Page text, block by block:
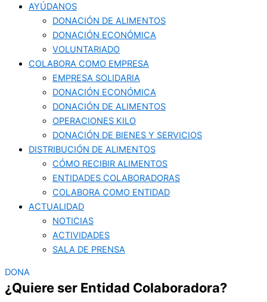
AYÚDANOS
DONACIÓN DE ALIMENTOS
DONACIÓN ECONÓMICA
VOLUNTARIADO
COLABORA COMO EMPRESA
EMPRESA SOLIDARIA
DONACIÓN ECONÓMICA
DONACIÓN DE ALIMENTOS
OPERACIONES KILO
DONACIÓN DE BIENES Y SERVICIOS
DISTRIBUCIÓN DE ALIMENTOS
CÓMO RECIBIR ALIMENTOS
ENTIDADES COLABORADORAS
COLABORA COMO ENTIDAD
ACTUALIDAD
NOTICIAS
ACTIVIDADES
SALA DE PRENSA
DONA
¿Quiere ser Entidad Colaboradora?